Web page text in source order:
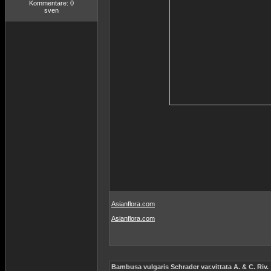
Kommentare: 0
sven
Asianflora.com
Asianflora.com
Bambusa vulgaris Schrader var.vittata A. & C. Riv.